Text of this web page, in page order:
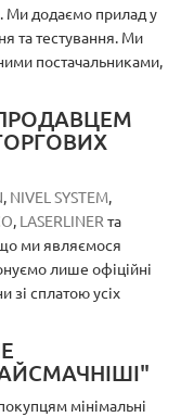
Ми додаємо прилад у
та тестування. Ми
постачальниками,
, NIVEL SYSTEM,
, LASERLINER та
що ми являємося
лише офіційні
зі сплатою усіх
мінімальні